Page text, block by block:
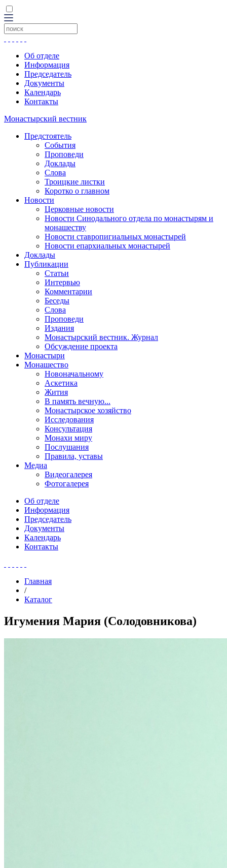
Об отделе
Информация
Председатель
Документы
Календарь
Контакты
Монастырский вестник
Предстоятель
События
Проповеди
Доклады
Слова
Троицкие листки
Коротко о главном
Новости
Церковные новости
Новости Синодального отдела по монастырям и
монашеству
Новости ставропигиальных монастырей
Новости епархиальных монастырей
Доклады
Публикации
Статьи
Интервью
Комментарии
Беседы
Слова
Проповеди
Издания
Монастырский вестник. Журнал
Обсуждение проекта
Монастыри
Монашество
Новоначальному
Аскетика
Жития
В память вечную...
Монастырское хозяйство
Исследования
Консультация
Монахи миру
Послушания
Правила, уставы
Медиа
Видеогалерея
Фотогалерея
Об отделе
Информация
Председатель
Документы
Календарь
Контакты
Главная
/
Каталог
Игумения Мария (Солодовникова)